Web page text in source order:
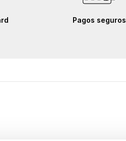
Pagos seguros